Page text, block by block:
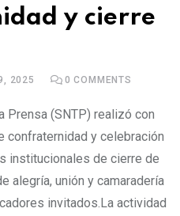
y cierre
2025 0 COMMENTS
Prensa (SNTP) realizó con
confraternidad y celebración
institucionales de cierre de
alegría, unión y camaradería
invitados.La actividad